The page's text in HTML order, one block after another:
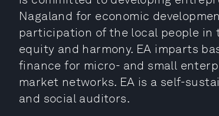
Nagaland for economic
participation of the local people
equity and harmony. EA imparts
finance for micro- and small
market networks. EA is a self-
and social auditors.